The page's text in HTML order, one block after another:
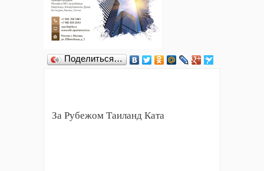
Поделиться…
За Рубежом Таиланд Ката